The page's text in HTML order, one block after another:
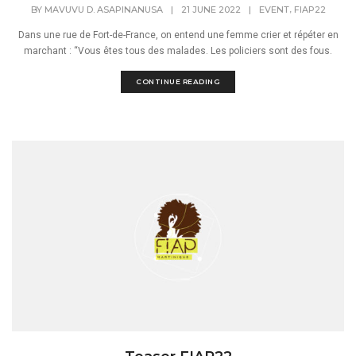
BY MAVUVU D. ASAPINANUSA | 21 JUNE 2022 | EVENT, FIAP22
Dans une rue de Fort-de-France, on entend une femme crier et répéter en
marchant : “Vous êtes tous des malades. Les policiers sont des fous.
CONTINUE READING